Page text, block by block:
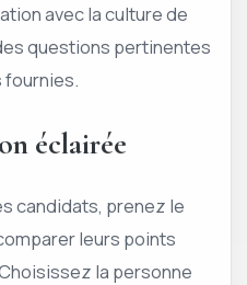
avec la culture de
questions pertinentes
éclairée
candidats, prenez le
leurs points
la personne